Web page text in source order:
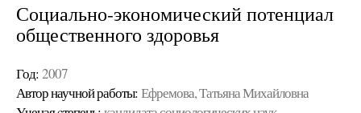
Социально-экономический потенциал
общественного здоровья
Год: 2007
Автор научной работы: Ефремова, Татьяна Михайловна